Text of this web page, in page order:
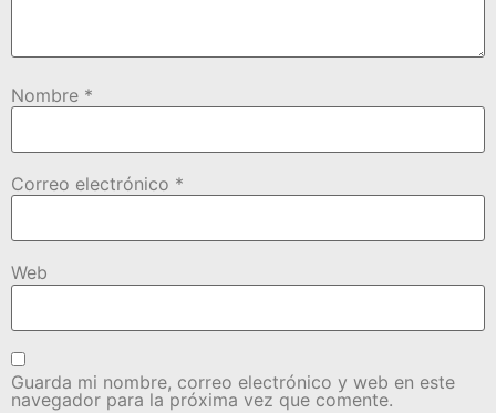
Nombre *
Correo electrónico *
Web
Guarda mi nombre, correo electrónico y web en este
navegador para la próxima vez que comente.